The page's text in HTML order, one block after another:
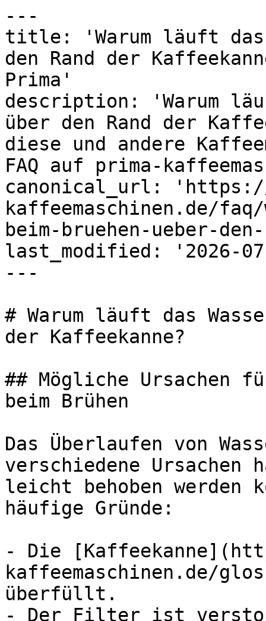
---
title: 'Warum läuft das
den Rand der
Prima'
description: 'Warum
über den Rand der
diese und andere
FAQ auf prima-
canonical_url: 'https://
kaffeemaschinen.de/
beim-bruehen-ueber-
last_modified: '2026-
---
# Warum läuft das
der Kaffeekanne?
## Mögliche Ursachen
beim Brühen
Das Überlaufen von
verschiedene
leicht behoben werden
häufige Gründe:
- Die
kaffeemaschinen.de/
überfüllt.
- Der Filter ist